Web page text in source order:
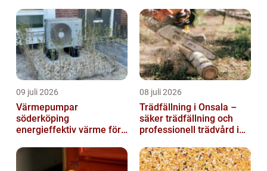
09 juli 2026
Värmepumpar
söderköping
energieffektiv värme för
08 juli 2026
Trädfällning i Onsala –
säker trädfällning och
professionell trädvård i